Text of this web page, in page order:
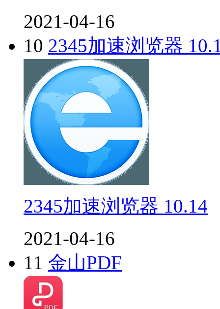
2021-04-16
10 2345加速浏览器
2345加速浏览器 10.14
2021-04-16
11 金山PDF